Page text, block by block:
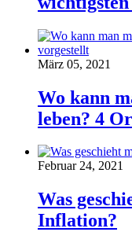
März 05, 2021
Wo kann
leben? 4
Februar 24, 2021
Was
Inflation?